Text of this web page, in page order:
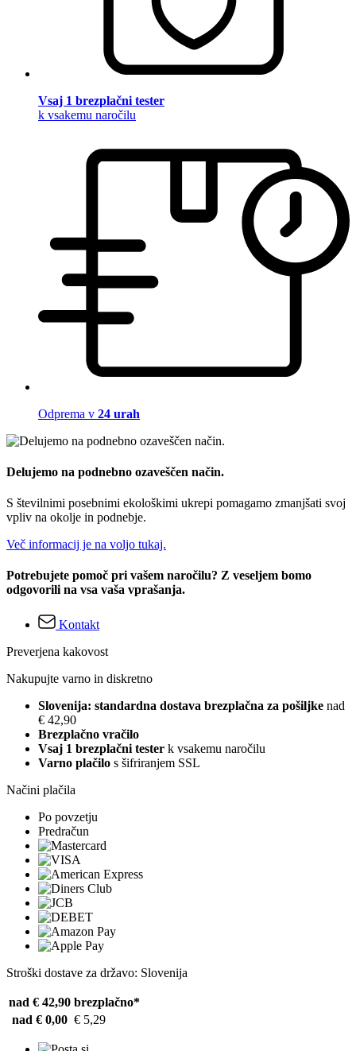
Vsaj 1 brezplačni tester
k vsakemu naročilu
Odprema v 24 urah
Delujemo na podnebno ozaveščen način.
S številnimi posebnimi ekološkimi ukrepi pomagamo zmanjšati svoj
vpliv na okolje in podnebje.
Več informacij je na voljo tukaj.
Potrebujete pomoč pri vašem naročilu? Z veseljem bomo
odgovorili na vsa vaša vprašanja.
Kontakt
Preverjena kakovost
Nakupujte varno in diskretno
Slovenija: standardna dostava brezplačna za pošiljke nad
€ 42,90
Brezplačno vračilo
Vsaj 1 brezplačni tester k vsakemu naročilu
Varno plačilo s šifriranjem SSL
Načini plačila
Po povzetju
Predračun
Stroški dostave za državo: Slovenija
nad € 42,90 brezplačno*
nad € 0,00 € 5,29